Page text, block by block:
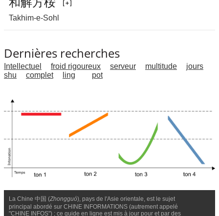
Takhim-e-Sohl
Dernières recherches
Intellectuel froid rigoureux serveur multitude
jours
shu
complet ling pot
La Chine 中国 (Zhongguó), pays de l'Asie orientale, est le sujet
principal abordé sur CHINE INFORMATIONS (autrement appelé
"CHINE INFOS") ; ce guide en ligne est mis à jour pour et par des